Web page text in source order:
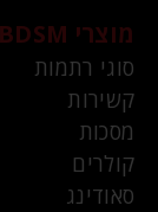
מוצרי BDSM
סוגי רתמות
קשירות
מסכות
קולרים
סאודינג